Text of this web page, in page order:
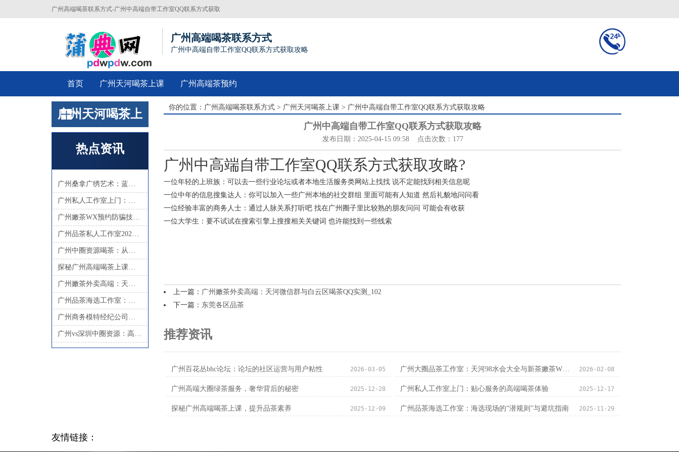
广州高端喝茶联系方式-广州中高端自带工作室QQ联系方式获取
广州高端喝茶联系方式
广州中高端自带工作室QQ联系方式获取攻略
首页 广州天河喝茶上课 广州高端茶预约
广州天河喝茶上
课
热点资讯
广州桑拿广绣艺术：蓝色海岸国际水会展览联动
广州私人工作室上门：贴心服务的高端喝茶体验
广州嫩茶WX预约防骗技巧公开_81
广州品茶私人工作室2025新店
广州中圈资源喝茶：从蒲典网广告到95场部长微信的完整链条
探秘广州高端喝茶上课，提升品茶素养
广州嫩茶外卖高端：天河微信群与白云区喝茶QQ实测_102
广州品茶海选工作室：海选现场的“潜规则”与避坑指南
广州商务模特经纪公司有哪些部门
广州vs深圳中圈资源：高端喝茶服务与桑拿会所生态解析_242
你的位置： 广州高端喝茶联系方式 > 广州天河喝茶上课 > 广州中高端自带工作室QQ联系方式获取攻略
广州中高端自带工作室QQ联系方式获取攻略
发布日期：2025-04-15 09:58 点击次数：177
广州中高端自带工作室QQ联系方式获取攻略?
一位年轻的上班族 ：可以去一些行业论坛或者本地生活服务类网站上找找 说不定能找到相关信息呢
一位中年的信息搜集达人 ：你可以加入一些广州本地的社交群组 里面可能有人知道 然后礼貌地问问看
一位经验丰富的商务人士 ：通过人脉关系打听吧 找在广州圈子里比较熟的朋友问问 可能会有收获
一位大学生 ：要不试试在搜索引擎上搜搜相关关键词 也许能找到一些线索
上一篇： 广州嫩茶外卖高端：天河微信群与白云区喝茶QQ实测_102
下一篇： 东莞各区品茶
推荐资讯
广州百花丛bhc论坛：论坛的社区运营与用户粘性 2026-03-05 广州大圈品茶工作室：天河98水会大全与新茶嫩茶WX实测 2026-02-08
广州高端大圈绿茶服务，奢华背后的秘密 2025-12-28 广州私人工作室上门：贴心服务的高端喝茶体验 2025-12-17
探秘广州高端喝茶上课，提升品茶素养 2025-12-09 广州品茶海选工作室：海选现场的“潜规则”与避坑指南 2025-11-29
友情链接：